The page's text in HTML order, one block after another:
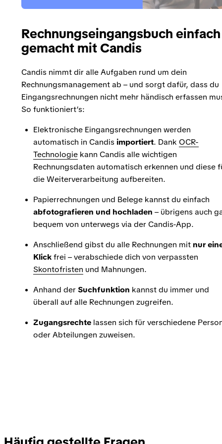
Rechnungseingangsbuch einfach
gemacht mit Candis
Candis nimmt dir alle Aufgaben rund um dein
Rechnungsmanagement ab – und sorgt dafür, dass du
Eingangsrechnungen nicht mehr händisch erfassen
So funktioniert’s:
Elektronische Eingangsrechnungen werden
automatisch in Candis importiert. Dank OCR-
Technologie kann Candis alle wichtigen
Rechnungsdaten automatisch erkennen und diese
die Weiterverarbeitung aufbereiten.
Papierrechnungen und Belege kannst du einfach
abfotografieren und hochladen – übrigens auch
bequem von unterwegs via der Candis-App.
Anschließend gibst du alle Rechnungen mit nur
Klickfrei – verabschiede dich von verpassten
Skontofristen und Mahnungen.
Anhand derSuchfunktion kannst du immer und
überall auf alle Rechnungen zugreifen.
Zugangsrechte lassen sich für verschiedene
oder Abteilungen zuweisen.